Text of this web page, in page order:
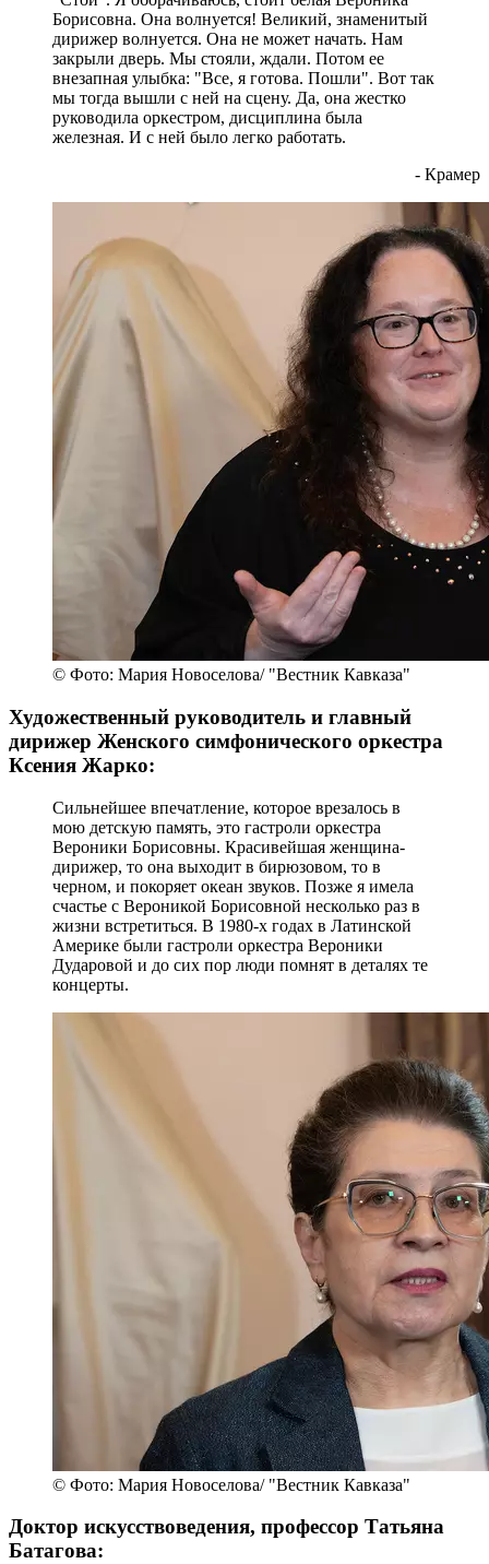
Борисовна. Она волнуется! Великий, знаменитый
дирижер волнуется. Она не может начать. Нам
закрыли дверь. Мы стояли, ждали. Потом ее
внезапная улыбка: "Все, я готова. Пошли". Вот так
мы тогда вышли с ней на сцену. Да, она жестко
руководила оркестром, дисциплина была
железная. И с ней было легко работать.
- Крамер
© Фото: Мария Новоселова/ "Вестник Кавказа"
Художественный руководитель и главный
дирижер Женского симфонического оркестра
Ксения Жарко:
Сильнейшее впечатление, которое врезалось в
мою детскую память, это гастроли оркестра
Вероники Борисовны. Красивейшая женщина-
дирижер, то она выходит в бирюзовом, то в
черном, и покоряет океан звуков. Позже я имела
счастье с Вероникой Борисовной несколько раз в
жизни встретиться. В 1980-х годах в Латинской
Америке были гастроли оркестра Вероники
Дударовой и до сих пор люди помнят в деталях те
концерты.
© Фото: Мария Новоселова/ "Вестник Кавказа"
Доктор искусствоведения, профессор Татьяна
Батагова: